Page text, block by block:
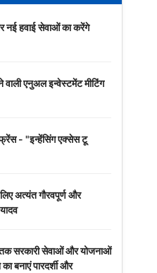
नई हवाई सेवाओं का करेंगे
वाली एनुअल इन्वेस्टमेंट मीटिंग
- "इन्हेंसिंग एक्सेस टू
अत्यंत गौरवपूर्ण और
तक सरकारी सेवाओं और योजनाओं
बनाएं पारदर्शी और